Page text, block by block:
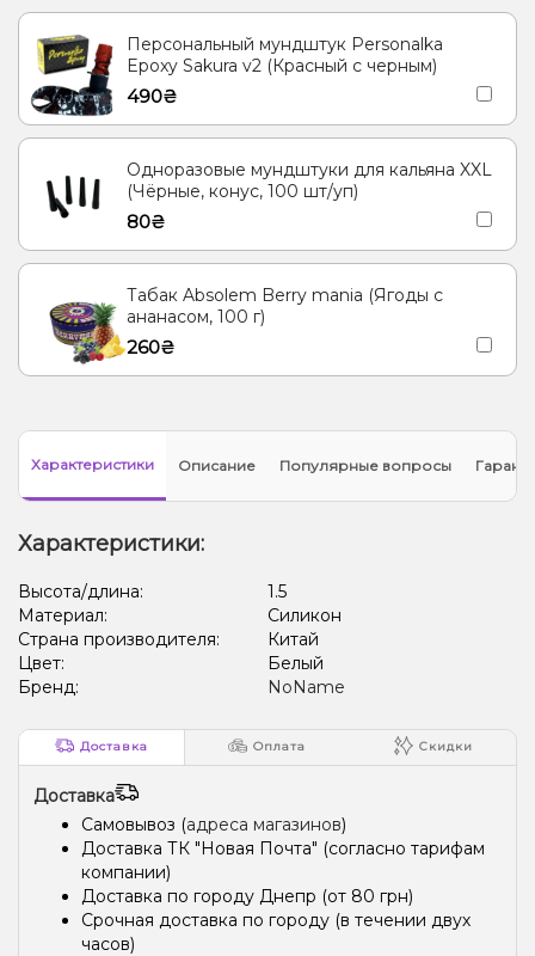
Персональный мундштук Personalka
Epoxy Sakura v2 (Красный с черным)
490₴
Одноразовые мундштуки для кальяна XXL
(Чёрные, конус, 100 шт/уп)
80₴
Табак Absolem Berry mania (Ягоды с
ананасом, 100 г)
260₴
Характеристики Описание Популярные вопросы
Характеристики:
Высота/длина:
1.5
Материал:
Силикон
Страна производителя:
Китай
Цвет:
Белый
Бренд:
NoName
Доставка Оплата Скидки
Доставка
Самовывоз (адреса магазинов)
Доставка ТК "Новая Почта" (согласно тарифам
компании)
Доставка по городу Днепр (от 80 грн)
Срочная доставка по городу (в течении двух
часов)